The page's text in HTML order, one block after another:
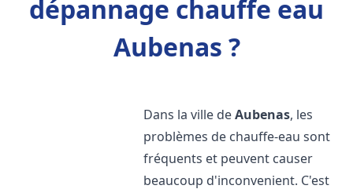
dépannage chauffe eau
Aubenas ?
Dans la ville deAubenas, les
problèmes de chauffe-eau sont
fréquents et peuvent causer
beaucoup d'inconvenient. C'est